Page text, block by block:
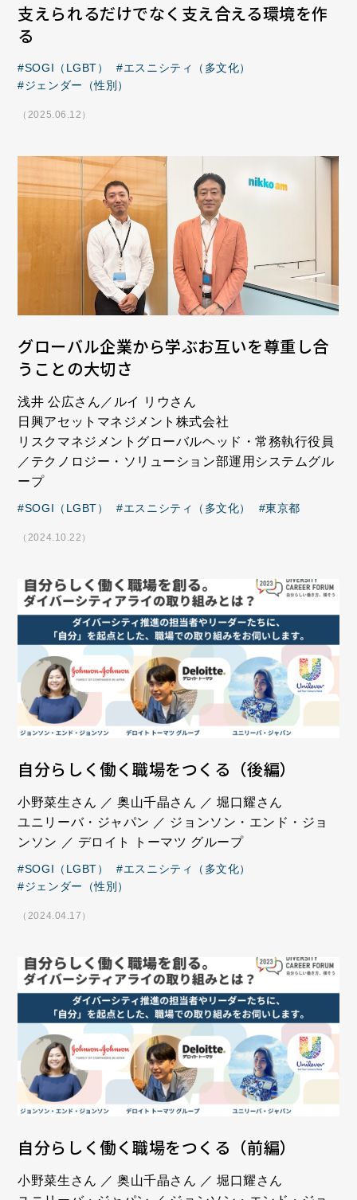
支えられるだけでなく支え合える環境を作
る
SOGI（LGBT）
エスニシティ（多文化）
ジェンダー（性別）
（2025.06.12）
グローバル企業から学ぶお互いを尊重し合
うことの大切さ
浅井 公広さん／ルイ リウさん
日興アセットマネジメント株式会社
リスクマネジメントグローバルヘッド・常務執行役員
／テクノロジー・ソリューション部運用システムグル
ープ
SOGI（LGBT） エスニシティ（多文化） 東京都
（2024.10.22）
自分らしく働く職場をつくる（後編）
小野菜生さん ／ 奥山千晶さん ／ 堀口耀さん
ユニリーバ・ジャパン ／ ジョンソン・エンド・ジョ
ンソン ／ デロイト トーマツ グループ
SOGI（LGBT）
エスニシティ（多文化）
ジェンダー（性別）
（2024.04.17）
自分らしく働く職場をつくる（前編）
小野菜生さん ／ 奥山千晶さん ／ 堀口耀さん